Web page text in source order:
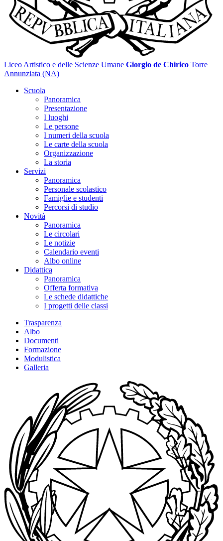
Liceo Artistico e delle Scienze Umane Giorgio de Chirico Torre
Annunziata (NA)
Scuola
Panoramica
Presentazione
I luoghi
Le persone
I numeri della scuola
Le carte della scuola
Organizzazione
La storia
Servizi
Panoramica
Personale scolastico
Famiglie e studenti
Percorsi di studio
Novità
Panoramica
Le circolari
Le notizie
Calendario eventi
Albo online
Didattica
Panoramica
Offerta formativa
Le schede didattiche
I progetti delle classi
Trasparenza
Albo
Documenti
Formazione
Modulistica
Galleria